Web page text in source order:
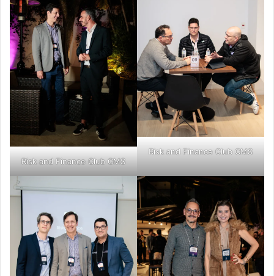
Risk and Finance Club CMS
Risk and Finance Club CMS